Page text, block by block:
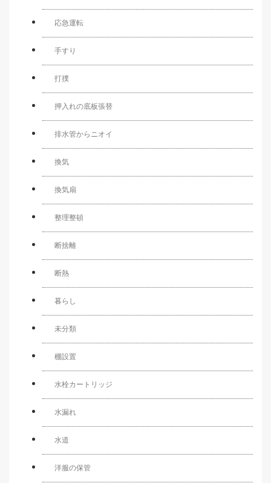
応急運転
手すり
打撲
押入れの底板張替
排水管からニオイ
換気
換気扇
整理整頓
断捨離
断熱
暮らし
未分類
棚設置
水栓カートリッジ
水漏れ
水道
洋服の保管